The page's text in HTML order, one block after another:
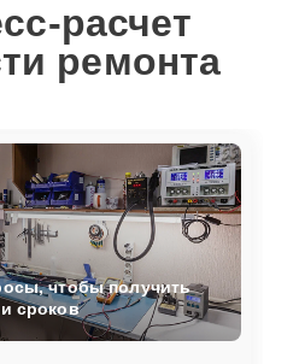
расчет
ремонта
чтобы получить
сроков